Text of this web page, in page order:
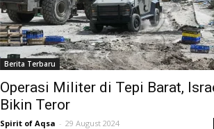
Berita Terbaru
Operasi Militer di Tepi Barat,
Bikin Teror
Spirit of Aqsa - 29 August 2024